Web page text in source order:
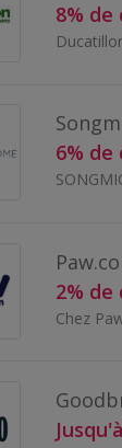
8% de
6% de
2% de